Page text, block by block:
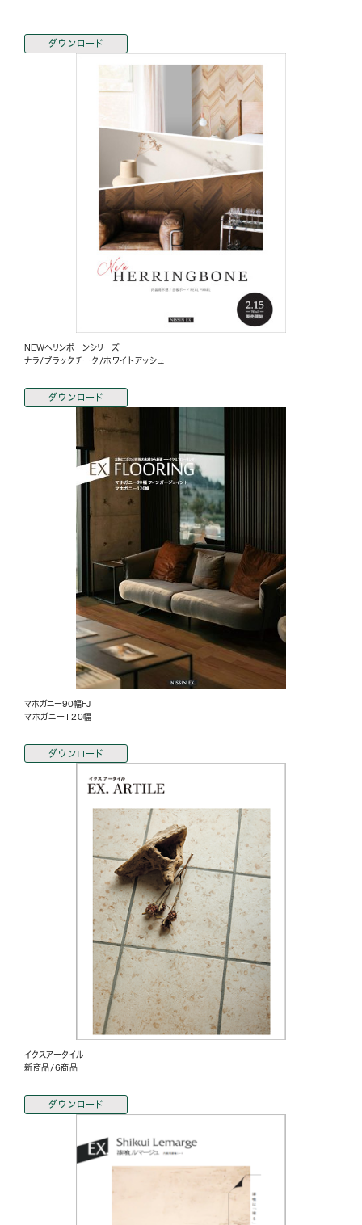
ダウンロード
NEWヘリンボーンシリーズ
ナラ/ブラックチーク/ホワイトアッシュ
ダウンロード
マホガニー90幅FJ
マホガニー120幅
ダウンロード
イクスアータイル
新商品/6商品
ダウンロード